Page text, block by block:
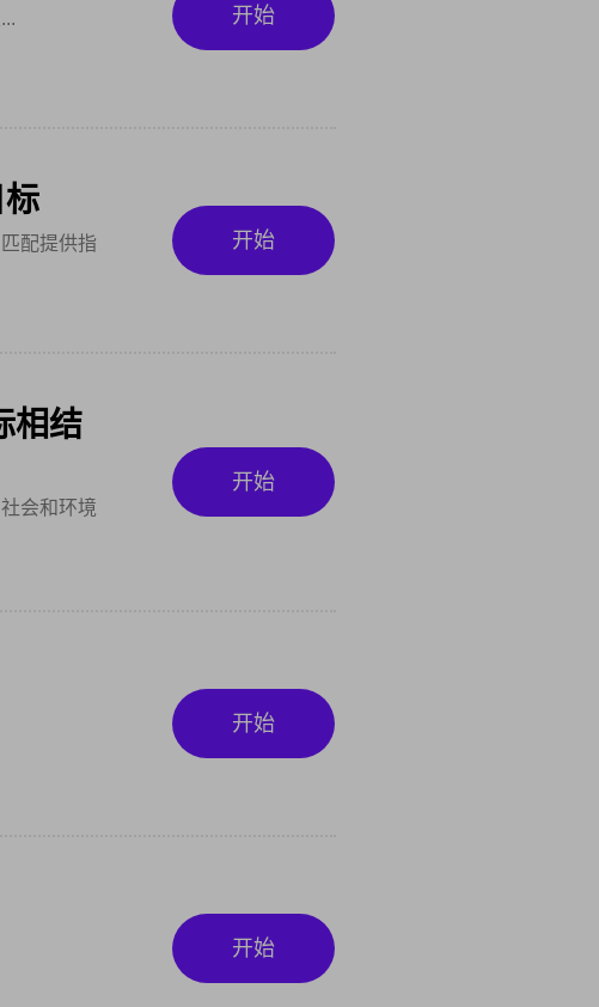
开始
配提供指
开始
相结
会和环境
开始
开始
开始